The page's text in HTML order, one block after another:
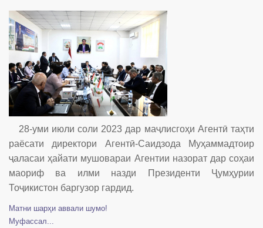
28-уми июли соли 2023 дар маҷлисгоҳи Агентӣ таҳти
раёсати директори Агентӣ-Саидзода Муҳаммадтоир
ҷаласаи ҳайати мушовараи Агентии назорат дар соҳаи
маориф ва илми назди Президенти Ҷумҳурии
Тоҷикистон баргузор гардид.
Матни шарҳи аввали шумо!
Муфассал...